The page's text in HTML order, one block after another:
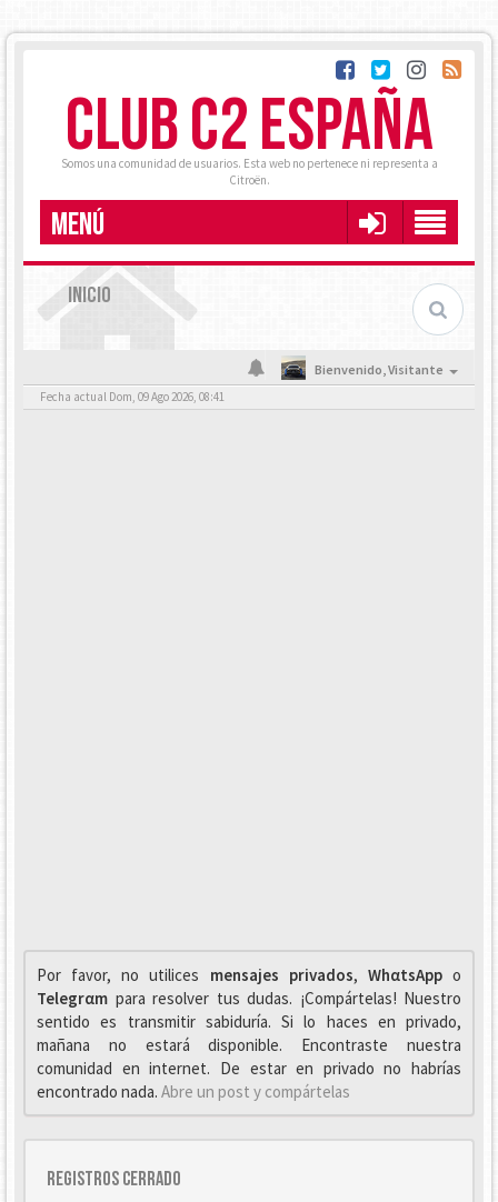
CLUB C2 ESPAÑA
Somos una comunidad de usuarios. Esta web no pertenece ni representa a
Citroën.
MENÚ
INICIO
Bienvenido,Visitante
Fecha actual Dom, 09 Ago 2026, 08:41
Por favor, no utilices mensajes privados, WhαtsAppo
Telegrαm para resolver tus dudas. ¡Compártelas! Nuestro
sentido es transmitir sabiduría. Si lo haces en privado,
mañana no estará disponible. Encontraste nuestra
comunidad en internet. De estar en privado no habrías
encontrado nada. Abre un post y compártelas
Registros cerrado